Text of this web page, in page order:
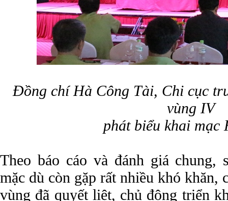
Đồng chí Hà Công Tài, Chi cục
vùng IV
phát biểu khai mạc
Theo báo cáo và đánh giá chung,
mặc dù còn gặp rất nhiều khó khăn,
vùng đã quyết liệt, chủ động triển